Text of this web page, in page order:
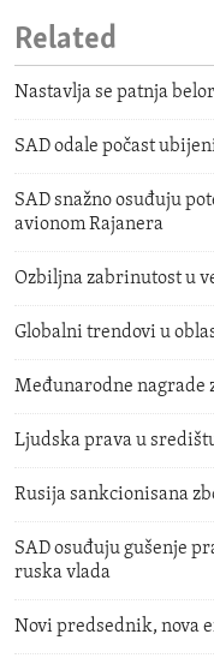
Related
Nastavlja se patnja
SAD odale počast
SAD snažno osuđuju
avionom Rajanera
Ozbiljna zabrinutost u
Globalni trendovi u
Međunarodne nagrade
Ljudska prava u
Rusija sankcionisana
SAD osuđuju gušenje
ruska vlada
Novi predsednik, nova